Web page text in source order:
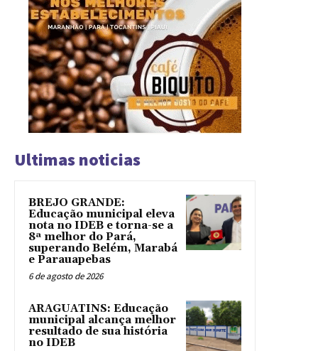
Ultimas noticias
BREJO GRANDE:
Educação municipal eleva
nota no IDEB e torna-se a
8ª melhor do Pará,
superando Belém, Marabá
e Parauapebas
6 de agosto de 2026
ARAGUATINS: Educação
municipal alcança melhor
resultado de sua história
no IDEB